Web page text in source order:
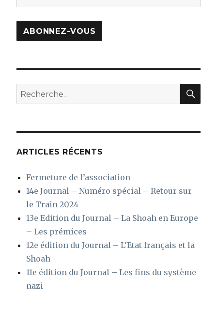
e-
mail
ABONNEZ-VOUS
Recherche
pour
ARTICLES RÉCENTS
Fermeture de l’association
14e Journal – Numéro spécial – Retour sur
le Train 2024
13e Edition du Journal – La Shoah en Europe
– Les prémices
12e édition du Journal – L’Etat français et la
Shoah
11e édition du Journal – Les fins du système
nazi